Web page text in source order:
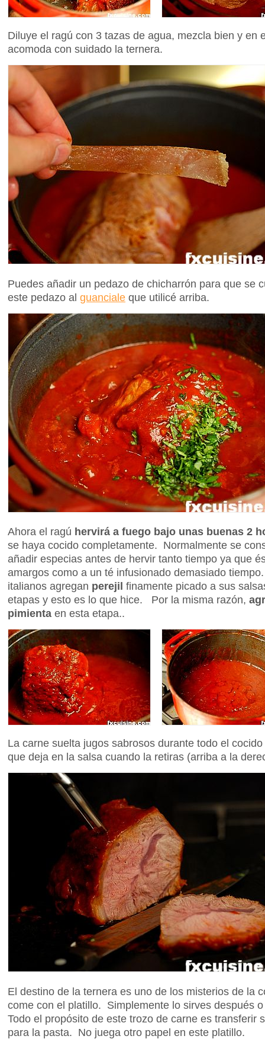
Diluye el ragú con 3 tazas de agua, mezcla bien y en
acomoda con suidado la ternera.
Puedes añadir un pedazo de chicharrón para que se
este pedazo al guanciale que utilicé arriba.
Ahora el ragú hervirá a fuego bajo unas buenas 2
se haya cocido completamente. Normalmente se
añadir especias antes de hervir tanto tiempo ya que
amargos como a un té infusionado demasiado
italianos agregan perejil finamente picado a sus
etapas y esto es lo que hice. Por la misma razón,
pimienta en esta etapa..
La carne suelta jugos sabrosos durante todo el
que deja en la salsa cuando la retiras (arriba a la
El destino de la ternera es uno de los misterios de la
come con el platillo. Simplemente lo sirves después
Todo el propósito de este trozo de carne es transferir
para la pasta. No juega otro papel en este platillo.